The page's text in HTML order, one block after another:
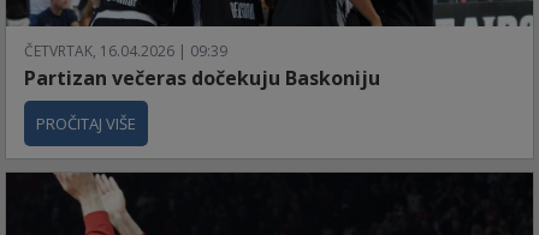
ČETVRTAK, 16.04.2026 | 09:39
Partizan večeras dočekuju Baskoniju
PROČITAJ VIŠE